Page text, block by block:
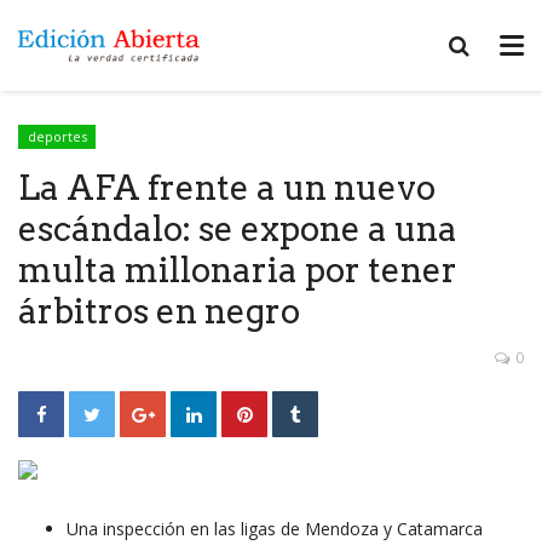
deportes
La AFA frente a un nuevo
escándalo: se expone a una
multa millonaria por tener
árbitros en negro
0
Una inspección en las ligas de Mendoza y Catamarca